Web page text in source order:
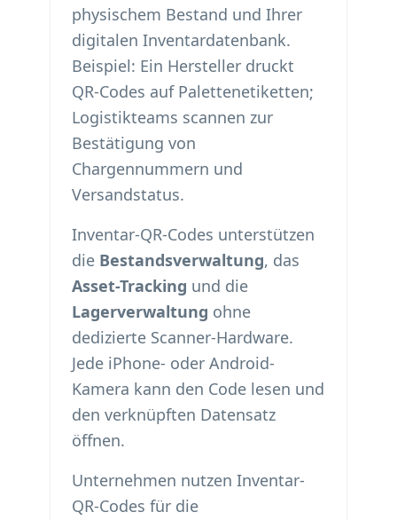
physischem Bestand und Ihrer
digitalen Inventardatenbank.
Beispiel: Ein Hersteller druckt
QR-Codes auf Palettenetiketten;
Logistikteams scannen zur
Bestätigung von
Chargennummern und
Versandstatus.
Inventar-QR-Codes unterstützen
die Bestandsverwaltung, das
Asset-Tracking und die
Lagerverwaltung ohne
dedizierte Scanner-Hardware.
Jede iPhone- oder Android-
Kamera kann den Code lesen und
den verknüpften Datensatz
öffnen.
Unternehmen nutzen Inventar-
QR-Codes für die